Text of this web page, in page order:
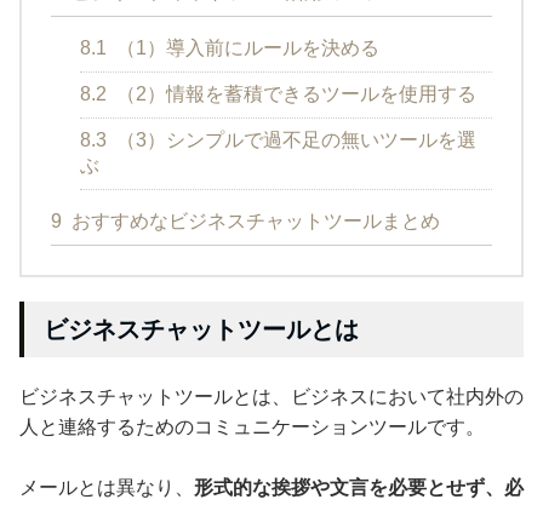
8.1 （1）導入前にルールを決める
8.2 （2）情報を蓄積できるツールを使用する
8.3
（3）シンプルで過不足の無いツールを選
ぶ
9 おすすめなビジネスチャットツールまとめ
ビジネスチャットツールとは
ビジネスチャットツールとは、ビジネスにおいて社内外の
人と連絡するためのコミュニケーションツールです。
メールとは異なり、 形式的な挨拶や文言を必要とせず、必